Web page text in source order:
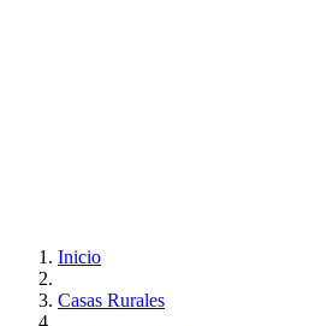
Inicio
Casas Rurales